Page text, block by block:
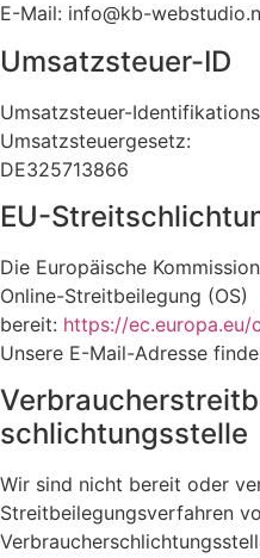
E-Mail: info@kb-
Umsatzsteuer-ID
Umsatzsteuer-
Umsatzsteuergesetz:
DE325713866
EU-
Die Europäische
Online-Streitbeilegung (OS)
bereit: https://ec.europa.eu/
Unsere E-Mail-Adresse
schlichtungs­stelle
Wir sind nicht bereit oder
Streitbeilegungsverfahren